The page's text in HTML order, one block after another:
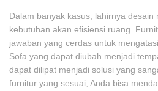
Dalam banyak kasus, lahirnya desain
kebutuhan akan efisiensi ruang.
jawaban yang cerdas untuk
Sofa yang dapat diubah menjadi
dapat dilipat menjadi solusi yang
furnitur yang sesuai, Anda bisa